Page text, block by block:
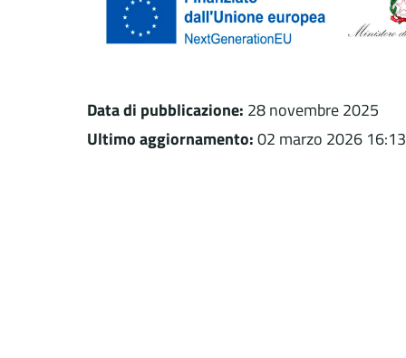
Data di pubblicazione: 28 novembre 2025
Ultimo aggiornamento:02 marzo 2026 16:13